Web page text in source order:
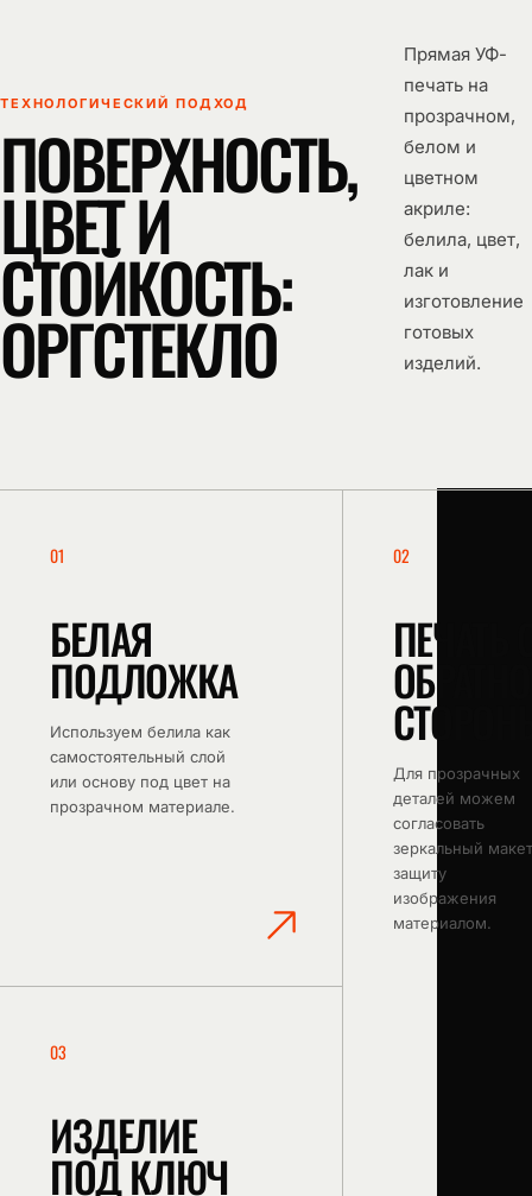
ПРИКРЕПИТЬ
ФАЙЛЫ
Чертежи, макеты и фото
· до 5 файлов
Согласен на
обработку
Telegram
ТЕХНОЛОГИЧЕСКИЙ ПОДХОД
ПОВЕРХНОСТЬ,
ЦВЕТ И
СТОЙКОСТЬ:
ОРГСТЕКЛО
Прямая УФ-
печать на
прозрачном,
белом и
цветном
акриле:
белила, цвет,
лак и
изготовление
готовых
изделий.
01
БЕЛАЯ
ПОДЛОЖКА
Используем белила как
самостоятельный слой
или основу под цвет на
прозрачном материале.
02
ПЕЧАТЬ
Для прозрачных
деталей можем
согласовать
зеркальный
защиту
изображения
материалом.
03
ИЗДЕЛИЕ
ПОД КЛЮЧ